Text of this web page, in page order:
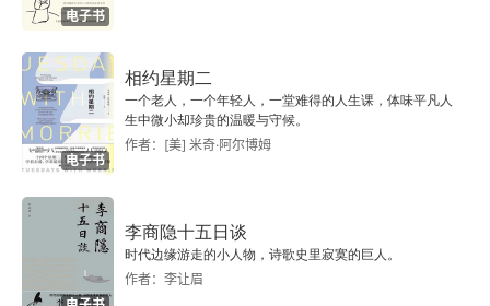
电子书
电子书
相约星期二
一个老人，一个年轻人，一堂难得的人生课，体味平凡人
生中微小却珍贵的温暖与守候。
作者：[美] 米奇·阿尔博姆
李商隐十五日谈
时代边缘游走的小人物，诗歌史里寂寞的巨人。
作者：李让眉